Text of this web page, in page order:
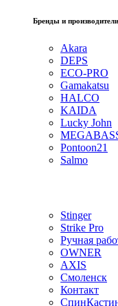
Бренды и производители
Akara
DEPS
ECO-PRO
Gamakatsu
HALCO
KAIDA
Lucky John
Pontoon21
Salmo
Stinger
Strike Pro
Ручная
OWNER
AXIS
Смоленск
Контакт